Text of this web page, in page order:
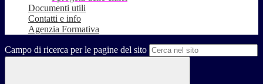
Documenti utili
Contatti e info
Agenzia Formativa
Campo di ricerca per le pagine del sito